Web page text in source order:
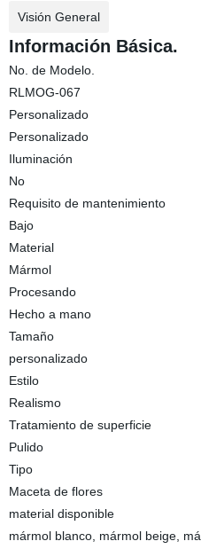
Visión General
Información Básica.
No. de Modelo.
RLMOG-067
Personalizado
Personalizado
Iluminación
No
Requisito de mantenimiento
Bajo
Material
Mármol
Procesando
Hecho a mano
Tamaño
personalizado
Estilo
Realismo
Tratamiento de superficie
Pulido
Tipo
Maceta de flores
material disponible
mármol blanco, mármol beige,